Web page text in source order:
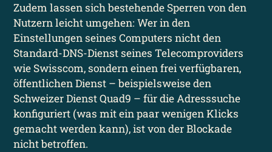
Zudem lassen sich bestehende Sperren von den
Nutzern leicht umgehen: Wer in den
Einstellungen seines Computers nicht den
Standard-DNS-Dienst seines Telecom­providers
wie Swisscom, sondern einen frei verfügbaren,
öffentlichen Dienst – beispielsweise den
Schweizer Dienst Quad9 – für die Adress­suche
konfiguriert (was mit ein paar wenigen Klicks
gemacht werden kann), ist von der Blockade
nicht betroffen.